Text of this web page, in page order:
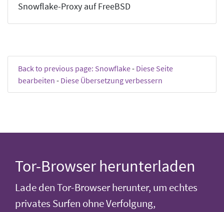
Snowflake-Proxy auf FreeBSD
Back to previous page: Snowflake- Diese Seite
bearbeiten - Diese Übersetzung verbessern
Tor-Browser herunterladen
Lade den Tor-Browser herunter, um echtes
privates Surfen ohne Verfolgung,